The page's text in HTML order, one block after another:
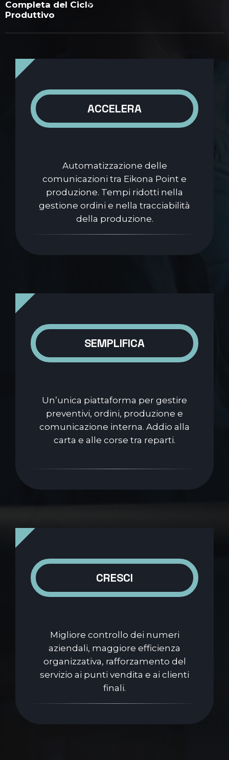
Completa del Ciclo
Produttivo
ACCELERA
Automatizzazione delle
comunicazioni tra Eikona Point e
produzione. Tempi ridotti nella
gestione ordini e nella tracciabilità
della produzione.
SEMPLIFICA
Un’unica piattaforma per gestire
preventivi, ordini, produzione e
comunicazione interna. Addio alla
carta e alle corse tra reparti.
CRESCI
Migliore controllo dei numeri
aziendali, maggiore efficienza
organizzativa, rafforzamento del
servizio ai punti vendita e ai clienti
finali.